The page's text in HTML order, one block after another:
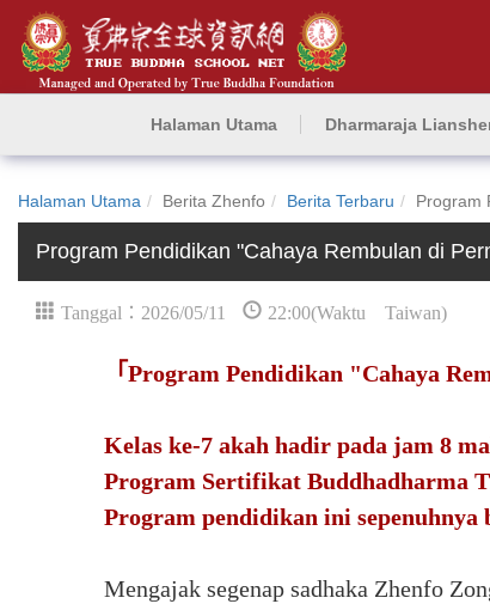
Halaman Utama Dharmaraja
Halaman Utama Berita Zhenfo Berita Terbaru Program
Program Pendidikan "Cahaya Rembulan di
Tanggal：2026/05/11 22:00(Waktu Taiwan)
「Program Pendidikan "Cahaya
Kelas ke-7 akah hadir pada jam 8
Program Sertifikat Buddhadharma
Program pendidikan ini sepenuhnya
Mengajak segenap sadhaka Zhenfo